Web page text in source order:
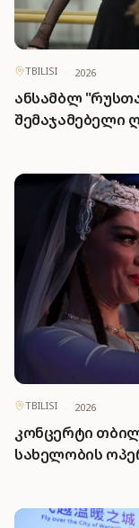
TBILISI · 2026
ანსამბლ
შემაჯამებელი
TBILISI · 2026
კონცერტი
სახელობის